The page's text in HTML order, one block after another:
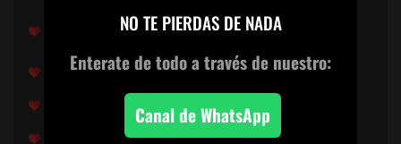
DONNA HARAWAY: CUENTOS PARA LA SUPERVIVENCIA
(27)
EVA HESSE(26)
DUCHAMP: ARTE DE LO POSIBLE
BILL VIOLA: EL OJO DEL CORAZON(24)
NO TE PIERDAS DE NADA
Enterate de todoa través de nuestro:
Canal de WhatsApp